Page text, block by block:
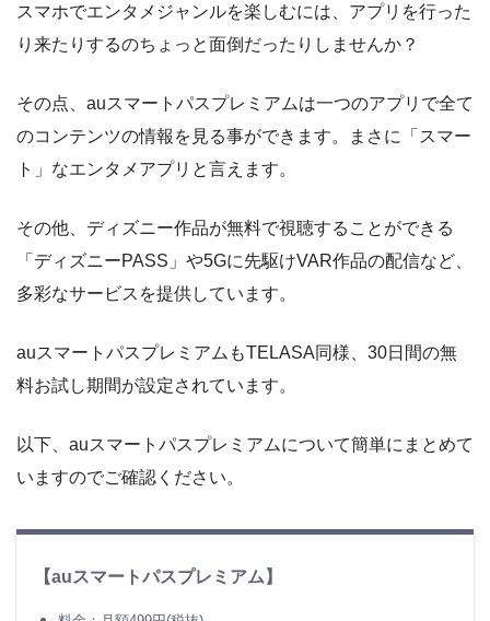
TELASA
パソコン・スマホのブラウザ
TELASAにアクセス、ログイン
し、「解約」を選択
きを進める
」「 退会する
退会手続き
スマホでエンタメジャンルを楽しむには、アプリを行った
り来たりするのちょっと面倒だったりしませんか？
その点、auスマートパスプレミアムは一つのアプリで全て
のコンテンツの情報を見る事ができます。まさに「スマー
ト」なエンタメアプリと言えます。
その他、ディズニー作品が無料で視聴することができる
「ディズニーPASS」や5Gに先駆けVAR作品の配信など、
多彩なサービスを提供しています。
auスマートパスプレミアムもTELASA同様、30日間の無
料お試し期間が設定されています。
以下、auスマートパスプレミアムについて簡単にまとめて
いますのでご確認ください。
【auスマートパスプレミアム】